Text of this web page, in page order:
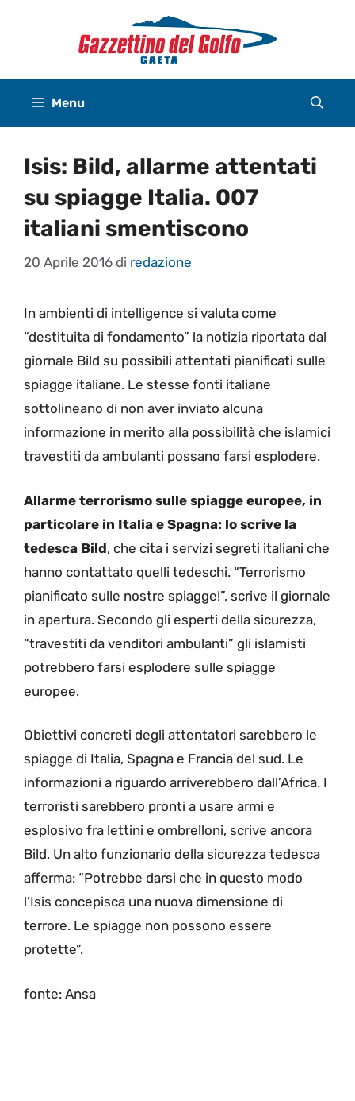
Menu
Isis: Bild, allarme attentati
su spiagge Italia. 007
italiani smentiscono
20 Aprile 2016 di redazione
In ambienti di intelligence si valuta come
“destituita di fondamento” la notizia riportata dal
giornale Bild su possibili attentati pianificati sulle
spiagge italiane. Le stesse fonti italiane
sottolineano di non aver inviato alcuna
informazione in merito alla possibilità che islamici
travestiti da ambulanti possano farsi esplodere.
Allarme terrorismo sulle spiagge europee, in
particolare in Italia e Spagna: lo scrive la
tedesca Bild, che cita i servizi segreti italiani che
hanno contattato quelli tedeschi. “Terrorismo
pianificato sulle nostre spiagge!”, scrive il giornale
in apertura. Secondo gli esperti della sicurezza,
“travestiti da venditori ambulanti” gli islamisti
potrebbero farsi esplodere sulle spiagge
europee.
Obiettivi concreti degli attentatori sarebbero le
spiagge di Italia, Spagna e Francia del sud. Le
informazioni a riguardo arriverebbero dall’Africa. I
terroristi sarebbero pronti a usare armi e
esplosivo fra lettini e ombrelloni, scrive ancora
Bild. Un alto funzionario della sicurezza tedesca
afferma: “Potrebbe darsi che in questo modo
l’Isis concepisca una nuova dimensione di
terrore. Le spiagge non possono essere
protette”.
fonte: Ansa